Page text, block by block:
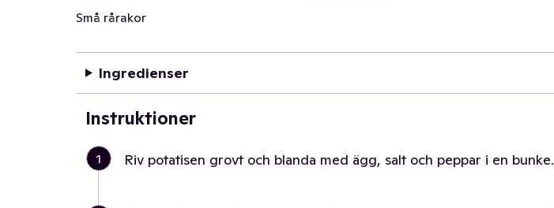
Små rårakor
Ingredienser
Instruktioner
1 Riv potatisen grovt och blanda med ägg, salt och peppar i en bunke.